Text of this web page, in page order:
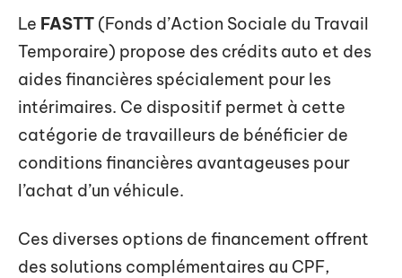
Le FASTT (Fonds d’Action Sociale du Travail
Temporaire) propose des crédits auto et des
aides financières spécialement pour les
intérimaires. Ce dispositif permet à cette
catégorie de travailleurs de bénéficier de
conditions financières avantageuses pour
l’achat d’un véhicule.
Ces diverses options de financement offrent
des solutions complémentaires au CPF,